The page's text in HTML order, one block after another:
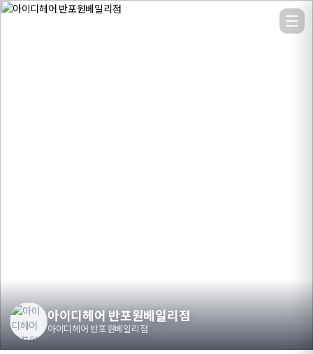
아이디헤어 반포원베일리점
아이디헤어 반포원베일리점
아이디헤어 반포원베일리점